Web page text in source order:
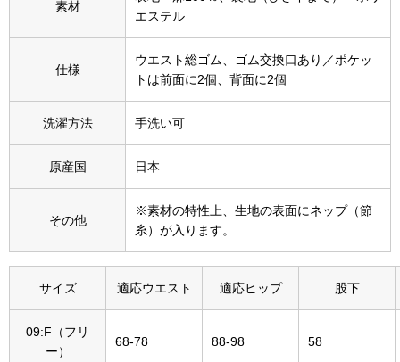
Miss Kyouko／ミスキョウコ
ランド
集
すべて見る
ポーチ
ウオッチ／ア
ネックレス
ブレスレット
素材
エステル
仕様
ウエスト総ゴム、ゴム交換口あり／ポケッ
トは前面に2個、背面に2個
洗濯方法 手洗い可
原産国 日本
その他
※素材の特性上、生地の表面にネップ（節
糸）が入ります。
サイズ 適応ウエスト 適応ヒップ 股下
09:F（フリ
ー）
68-78 88-98 58